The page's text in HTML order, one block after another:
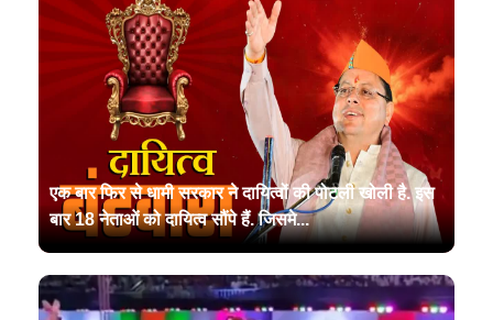
एक बार फिर से धामी सरकार ने दायित्वों की पोटली खोली है. इस
बार 18 नेताओं को दायित्व सौंपे हैं. जिसमे...